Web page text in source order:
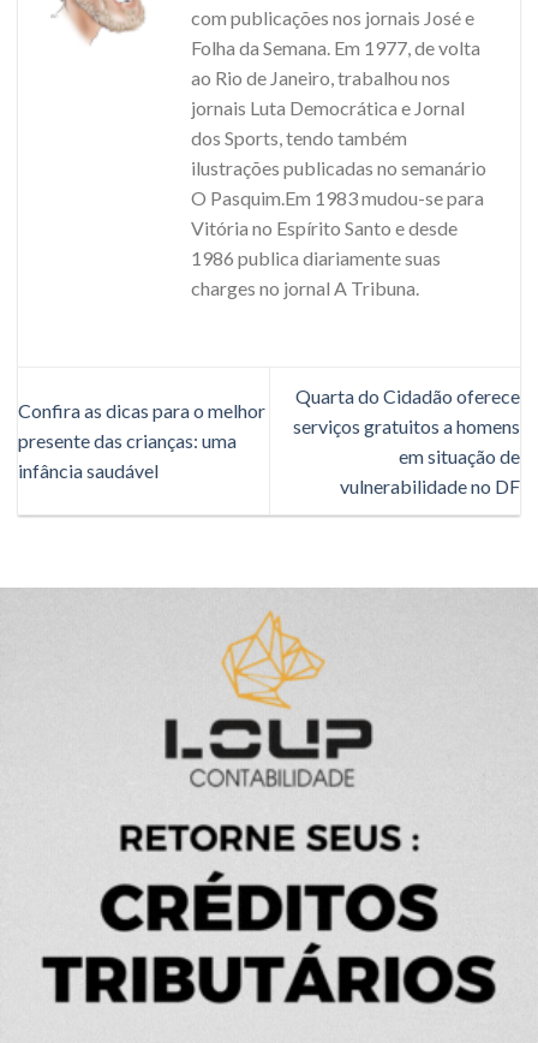
com publicações nos jornais José e
Folha da Semana. Em 1977, de volta
ao Rio de Janeiro, trabalhou nos
jornais Luta Democrática e Jornal
dos Sports, tendo também
ilustrações publicadas no semanário
O Pasquim.Em 1983 mudou-se para
Vitória no Espírito Santo e desde
1986 publica diariamente suas
charges no jornal A Tribuna.
Confira as dicas para o melhor
presente das crianças: uma
infância saudável
Quarta do Cidadão oferece
serviços gratuitos a homens
em situação de
vulnerabilidade no DF